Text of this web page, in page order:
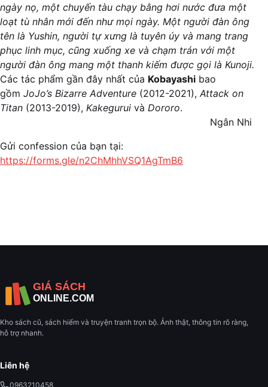
ngày nọ, một chuyến tàu chạy bằng hơi nước đưa một
loạt tù nhân mới đến như mọi ngày. Một người đàn ông
tên là Yushin, người tự xưng là tuyên úy và mang trang
phục linh mục, cũng xuống xe và chạm trán với một
người đàn ông mang một thanh kiếm được gọi là Kunoji.
Các tác phẩm gần đây nhất của Kobayashi bao
gồm JoJo’s Bizarre Adventure (2012-2021), Attack on
Titan (2013-2019), Kakegurui và Dororo.
Ngân Nhi
Gửi confession của bạn tại:
https://forms.gle/n2ChMhhVSQ1AgTmB6
Kho sách cũ, sách hiếm và truyện tranh trọn bộ. Ảnh thật, thông tin rõ ràng,
hỗ trợ nhanh.
Liên hệ
0963210458